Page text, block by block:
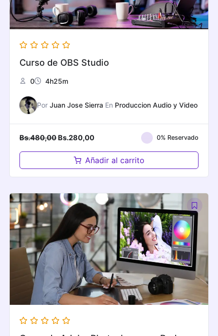
Curso de OBS Studio
0 4h25m
Por Juan Jose Sierra En Produccion Audio y Video
Bs.480,00 Original
Bs.480,00.
Bs.280,00Current
is:
Bs.280,00.
0% Reservado
Añadir al carrito